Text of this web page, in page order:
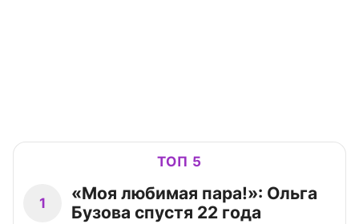
ТОП 5
1
«Моя любимая пара!»: Ольга
Бузова спустя 22 года